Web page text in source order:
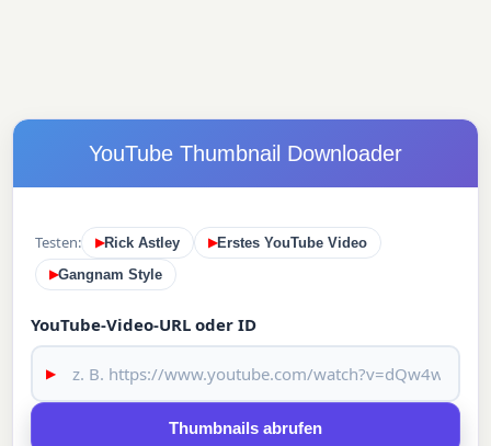
YouTube Thumbnail Downloader
Testen: ▶Rick Astley ▶Erstes YouTube Video
▶Gangnam Style
YouTube-Video-URL oder ID
▶
Thumbnails abrufen